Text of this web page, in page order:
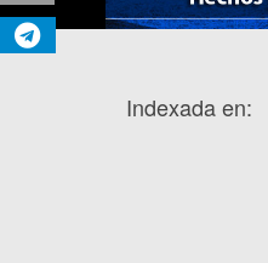
Indexada en: